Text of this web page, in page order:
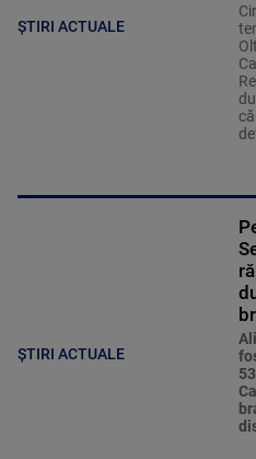
ȘTIRI ACTUALE
ȘTIRI ACTUALE